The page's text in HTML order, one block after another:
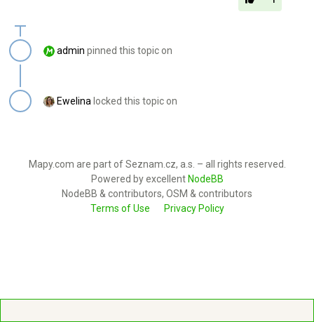
admin pinned this topic on
Ewelina locked this topic on
Mapy.com are part of Seznam.cz, a.s. – all rights reserved.
Powered by excellent NodeBB
NodeBB & contributors, OSM & contributors
Terms of Use
Privacy Policy